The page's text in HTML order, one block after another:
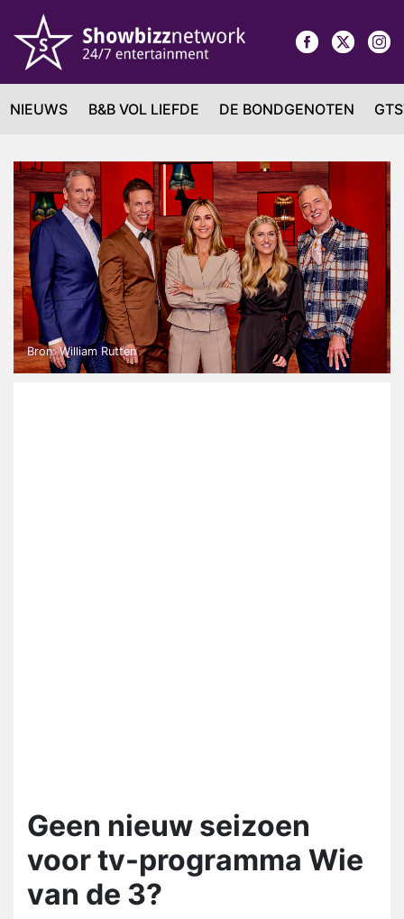
NIEUWS B&B VOL LIEFDE DE BONDGENOTEN
Bron: William Rutten
Geen nieuw seizoen
voor tv-programma Wie
van de 3?